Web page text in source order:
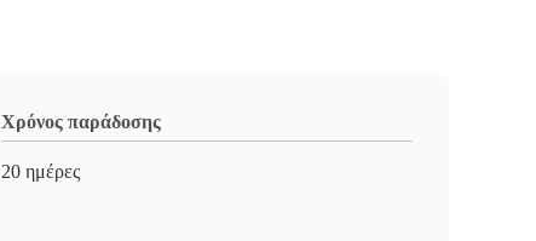
Χρόνος παράδοσης
20 ημέρες